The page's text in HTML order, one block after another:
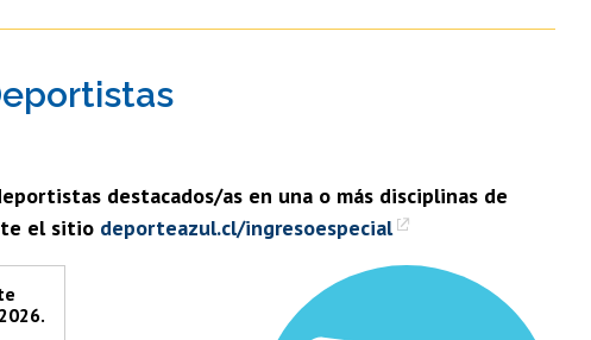
Estudios Internacionales
destacados/as en una o más disciplinas de
el sitio deporteazul.cl/ingresoespecial